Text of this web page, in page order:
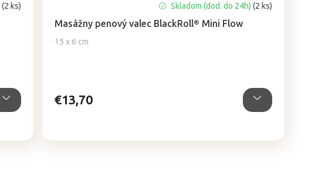
(2 ks)
Masážny penový valec BlackRoll® Mini Flow
15 x 6 cm
hodnotenie
produktu
je
Skladom (dod. do 24h) (2 ks)
€13,70